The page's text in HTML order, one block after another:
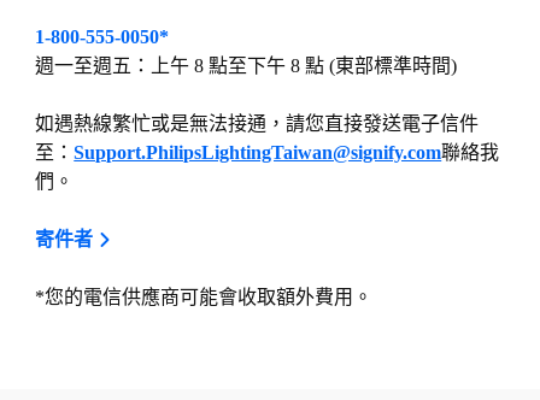
1-800-555-0050*
週一至週五：上午 8 點至下午 8 點 (東部標準時間)
如遇熱線繁忙或是無法接通，請您直接發送電子信件
至：Support.PhilipsLightingTaiwan@signify.com聯絡我
們。
寄件者
*您的電信供應商可能會收取額外費用。